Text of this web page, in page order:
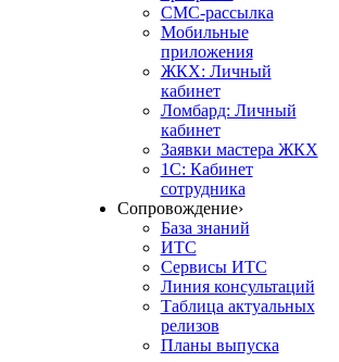
СМС-рассылка
Мобильные
приложения
ЖКХ: Личный
кабинет
Ломбард: Личный
кабинет
Заявки мастера ЖКХ
1С: Кабинет
сотрудника
Сопровождение›
База знаний
ИТС
Сервисы ИТС
Линия консультаций
Таблица актуальных
релизов
Планы выпуска